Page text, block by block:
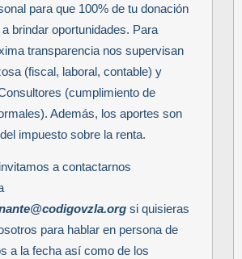
para que 100% de tu donación
brindar oportunidades. Para
transparencia nos supervisan
(fiscal, laboral, contable) y
(cumplimiento de
Además, los aportes son
impuesto sobre la renta.
a contactarnos
si quisieras
para hablar en persona de
a la fecha así como de los